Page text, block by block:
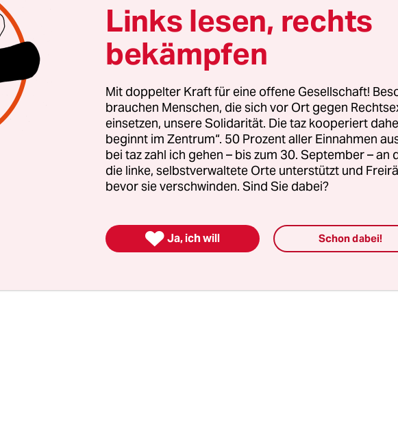
Ankündigung der Gewerkschaft IG BCE,
bei Adidas einzuleiten, hat der
das Verlassen der Tarifbindung verteidigt.
freiwillig höhere Gehälter als dies der Tarif vorsehe und
um 0,5 Punkte größere Erhöhung gewährt als die in
Tarifrunde ausgehandelte, teilte das Unternehmen mit.
hatte das Verlassen des Tarifvertrages im Sommer
und das Verhandeln eines Haustarifs angeboten.
nun einen Arbeitskampf einzuleiten, wie ihr Vorsitzender
am Montag sagte.
Links lesen, rechts
bekämpfen
Mit doppelter Kraft für eine offene Gesellschaft!
brauchen Menschen, die sich vor Ort gegen
einsetzen, unsere Solidarität. Die taz kooperiert
beginnt im Zentrum“. 50 Prozent aller Einnahmen
bei taz zahl ich gehen – bis zum 30. September – an
die linke, selbstverwaltete Orte unterstützt und
bevor sie verschwinden. Sind Sie dabei?
 Ja, ich will Schon dabei!